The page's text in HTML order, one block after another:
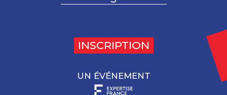
INSCRIPTION
UN ÉVÉNEMENT